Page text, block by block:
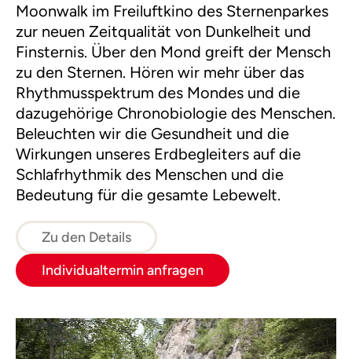
Moonwalk im Freiluftkino des Sternenparkes
zur neuen Zeitqualität von Dunkelheit und
Finsternis. Über den Mond greift der Mensch
zu den Sternen. Hören wir mehr über das
Rhythmusspektrum des Mondes und die
dazugehörige Chronobiologie des Menschen.
Beleuchten wir die Gesundheit und die
Wirkungen unseres Erdbegleiters auf die
Schlafrhythmik des Menschen und die
Bedeutung für die gesamte Lebewelt.
Zu den Details
Individualtermin anfragen